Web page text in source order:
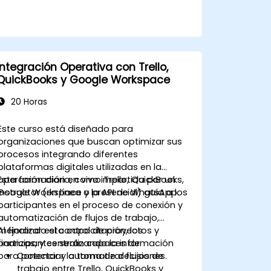
Operativa con Trello,
y Google Workspace
20 Horas
curso está diseñado para
que buscan optimizar sus
integrando diferentes
digitales utilizadas en la
diaria, como Trello, QuickBooks,
Workspace y la API de WhatsApp.
formación en vivo impartida por un
(en línea o presencial) guía a los
en el proceso de conexión y
de flujos de trabajo,
el control de proyectos y
y centralizando la información
potenciar la toma de decisiones.
finalizar esta capacitación, los
serán capaces de:
Conectar y automatizar flujos de
trabajo entre Trello, QuickBooks y